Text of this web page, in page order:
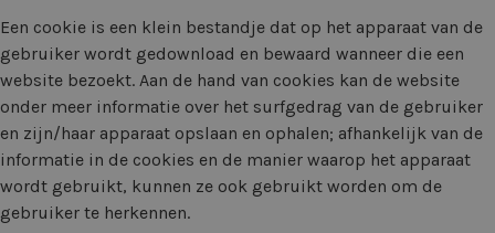
Een cookie is een klein bestandje dat op het apparaat van de
gebruiker wordt gedownload en bewaard wanneer die een
website bezoekt. Aan de hand van cookies kan de website
onder meer informatie over het surfgedrag van de gebruiker
en zijn/haar apparaat opslaan en ophalen; afhankelijk van de
informatie in de cookies en de manier waarop het apparaat
wordt gebruikt, kunnen ze ook gebruikt worden om de
gebruiker te herkennen.